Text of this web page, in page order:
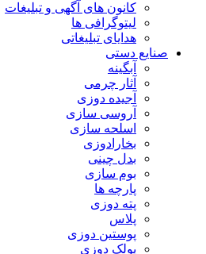
کانون های آگهی و تبلیغات
لیتوگرافی ها
هدایای تبلیغاتی
صنایع دستی
آبگینه
آثار چرمی
آجیده دوزی
آروسی سازی
اسلحه سازی
بخارادوزی
بدل چینی
بوم سازی
پارچه ها
پته دوزی
پلاس
پوستین دوزی
پولک دوزی